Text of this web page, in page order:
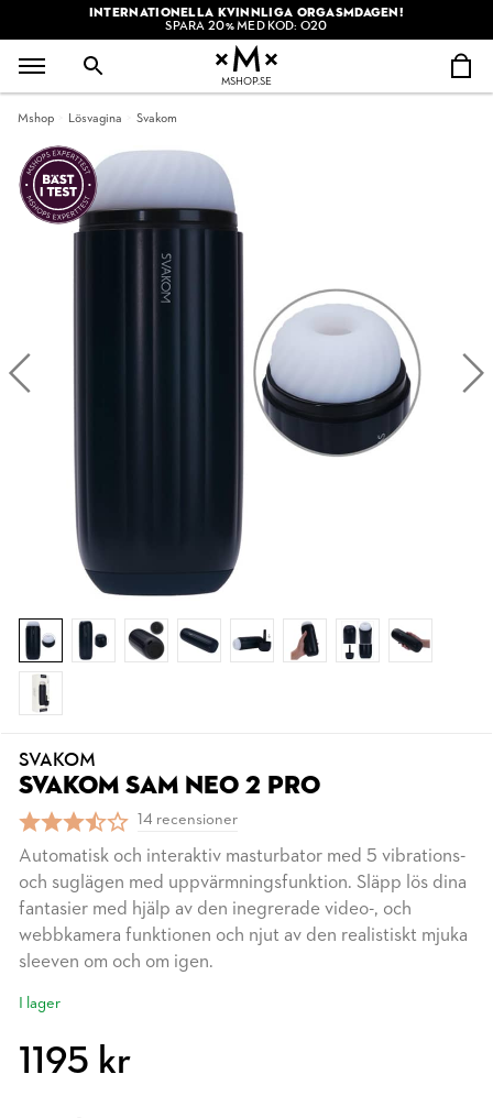
INTERNATIONELLA KVINNLIGA ORGASMDAGEN!
SPARA 20% MED KOD: O20
MSHOP.SE
Mshop Lösvagina Svakom
SVAKOM
SVAKOM SAM NEO 2 PRO
14 recensioner
Automatisk och interaktiv masturbator med 5 vibrations-
och suglägen med uppvärmningsfunktion. Släpp lös dina
fantasier med hjälp av den inegrerade video-, och
webbkamera funktionen och njut av den realistiskt mjuka
sleeven om och om igen.
I lager
1195 kr